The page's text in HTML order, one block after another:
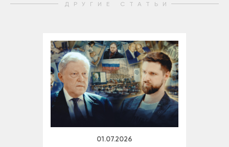
ДРУГИЕ СТАТЬИ
01.07.2026